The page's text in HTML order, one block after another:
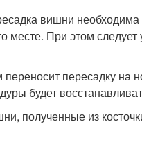
вишни необходима
При этом следует
переносит пересадку
будет
полученные из